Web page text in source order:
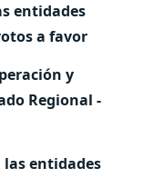
entidades
a favor
y
Regional -
entidades